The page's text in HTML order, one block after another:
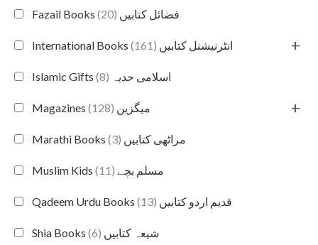
Fazail Books فضائل کتابیں (20)
International Books انٹرنیشنل کتابیں (161) +
Islamic Gifts اسلامی حدیہ (8)
Magazines میگزین (128) +
Marathi Books مراٹھی کتابیں (3)
Muslim Kids مسلم بچے (11)
Qadeem Urdu Books قدیم اردو کتابیں (13)
Shia Books شیعہ کتابیں (6)